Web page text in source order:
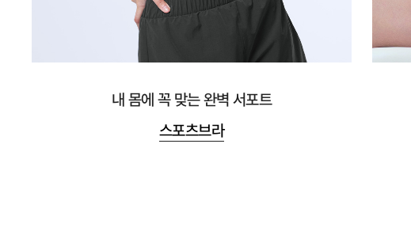
내 몸에 꼭 맞는 완벽 서포트
스포츠브라